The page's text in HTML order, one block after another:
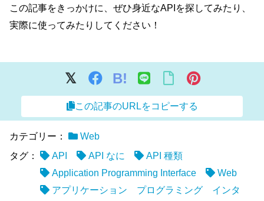
この記事をきっかけに、ぜひ身近なAPIを探してみたり、
実際に使ってみたりしてください！
B!
この記事のURLをコピーする
カテゴリー：
Web
タグ：
API API なに
API 種類
Application Programming Interface
Web
アプリケーション プログラミング インタ